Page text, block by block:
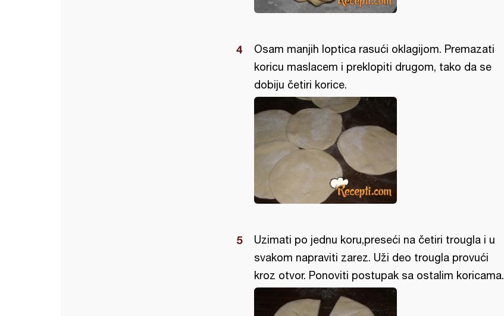
Osam manjih loptica rasući oklagijom. Premazati
koricu maslacem i preklopiti drugom, tako da se
dobiju četiri korice.
Uzimati po jednu koru,preseći na četiri trougla i u
svakom napraviti zarez. Uži deo trougla provući
kroz otvor. Ponoviti postupak sa ostalim koricama.